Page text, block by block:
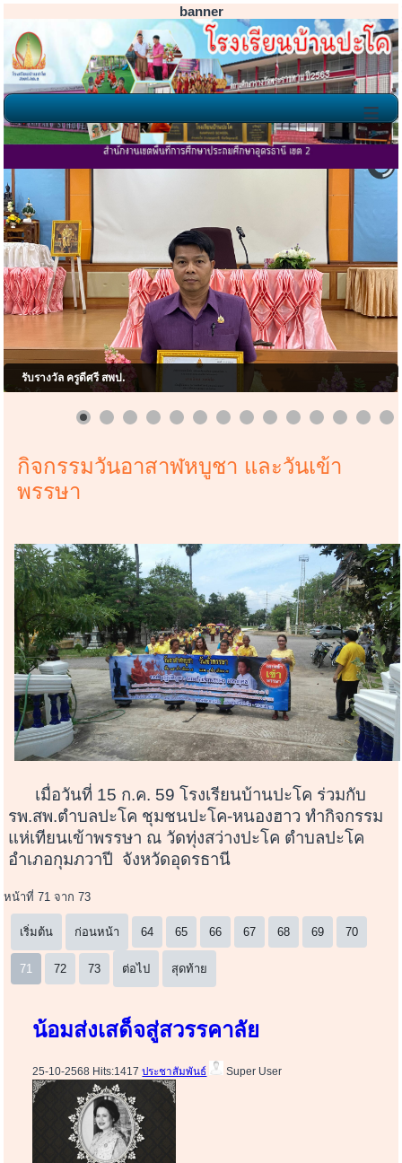
banner
≡
โรงเรียนบ้านปะโค ยินดีต้อนรับ
รับรางวัล ครูดีศรี สพป.
กิจกรรมวันอาสาฬหบูชา และวันเข้า
พรรษา
เมื่อวันที่ 15 ก.ค. 59 โรงเรียนบ้านปะโค ร่วมกับ
รพ.สพ.ตำบลปะโค ชุมชนปะโค-หนองฮาว ทำกิจกรรม
แห่เทียนเข้าพรรษา ณ วัดทุ่งสว่างปะโค ตำบลปะโค
อำเภอกุมภวาปี จังหวัดอุดรธานี
หน้าที่ 71 จาก 73
เริ่มต้น ก่อนหน้า 64 65 66 67 68 69 70
71 72 73 ต่อไป สุดท้าย
น้อมส่งเสด็จสู่สวรรคาลัย
25-10-2568 Hits:1417ประชาสัมพันธ์ Super User